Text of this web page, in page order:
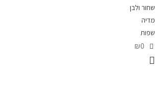
שחור ולבן
מדיה
שפות
₪0